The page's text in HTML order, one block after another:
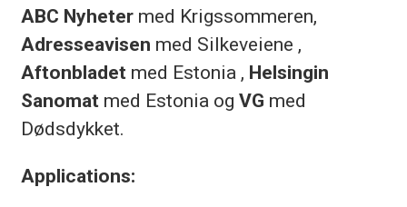
ABC Nyhetermed Krigssommeren,
Adresseavisen med Silkeveiene ,
Aftonbladetmed Estonia , Helsingin
Sanomatmed Estonia og VG med
Dødsdykket.
Applications: